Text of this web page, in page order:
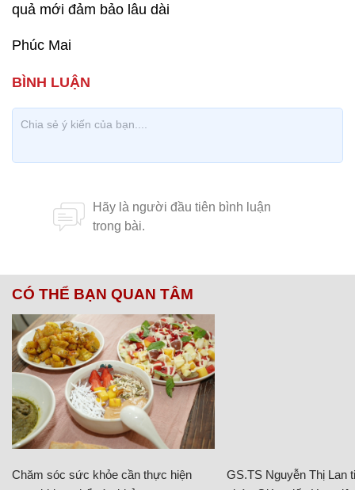
quả mới đảm bảo lâu dài
Phúc Mai
CÓ THỂ BẠN QUAN TÂM
Chăm sóc sức khỏe cần thực hiện
GS.TS Nguyễn Thị Lan